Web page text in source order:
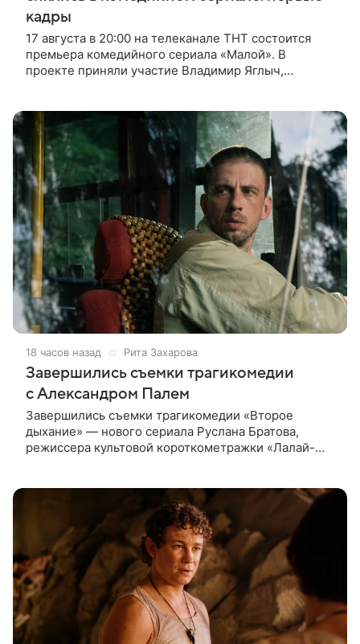
кадры
17 августа в 20:00 на телеканале ТНТ состоится
премьера комедийного сериала «Малой». В
проекте приняли участие Владимир Яглыч,
18 часов назад Рита Захарова
Завершились съемки трагикомедии
с Александром Палем
Завершились съемки трагикомедии «Второе
дыхание» — нового сериала Руслана Братова,
режиссера культовой короткометражки «Лалай-